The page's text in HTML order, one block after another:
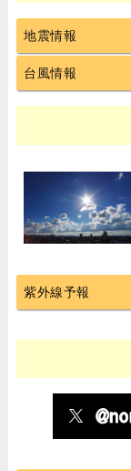
地震情報
台風情報
紫外線予報